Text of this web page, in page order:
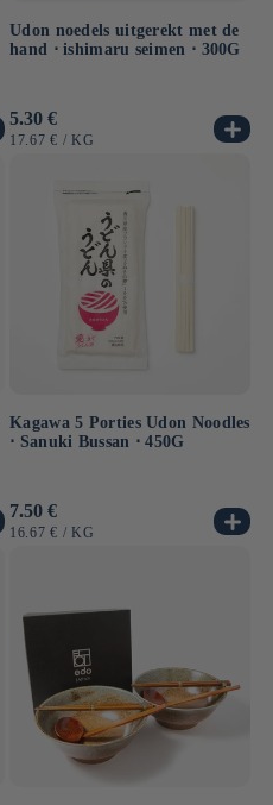
Udon noedels uitgerekt met de
hand ⋅ ishimaru seimen ⋅ 300G
Normale
prijs
5.30 €
EENHEIDSPRIJS
17.67 € / PER
KG
Kagawa 5 Porties Udon Noodles
⋅ Sanuki Bussan ⋅ 450G
Normale
prijs
7.50 €
EENHEIDSPRIJS
16.67 € / PER
KG